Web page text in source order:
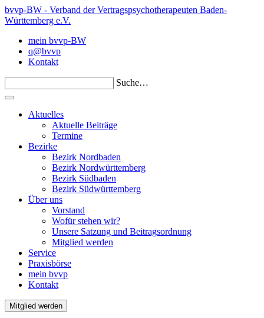
bvvp-BW - Verband der Vertragspsychotherapeuten Baden-
Württemberg e.V.
mein bvvp-BW
q@bvvp
Kontakt
Suche…
Aktuelles
Aktuelle Beiträge
Termine
Bezirke
Bezirk Nordbaden
Bezirk Nordwürttemberg
Bezirk Südbaden
Bezirk Südwürttemberg
Über uns
Vorstand
Wofür stehen wir?
Unsere Satzung und Beitragsordnung
Mitglied werden
Service
Praxisbörse
mein bvvp
Kontakt
Mitglied werden